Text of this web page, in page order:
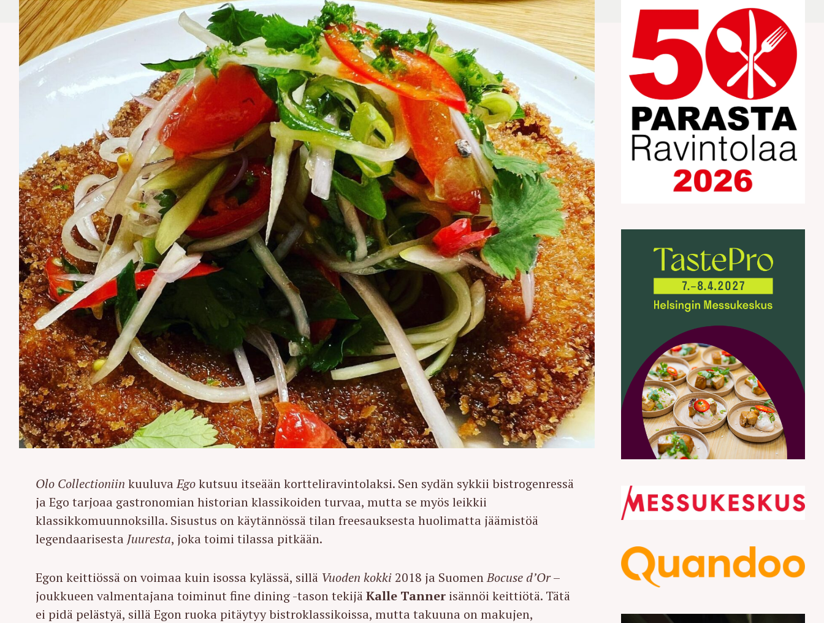
Olo Collectioniin kuuluvaEgokutsuu itseään kortteliravintolaksi. Sen sydän sykkii bistrogenressä
ja Ego tarjoaa gastronomian historian klassikoiden turvaa, mutta se myös leikkii
klassikkomuunnoksilla. Sisustus on käytännössä tilan freesauksesta huolimatta jäämistöä
legendaarisesta Juuresta, joka toimi tilassa pitkään.
Egon keittiössä on voimaa kuin isossa kylässä, sillä Vuoden kokki 2018 ja SuomenBocuse d’Or–
joukkueen valmentajana toiminut fine dining -tason tekijäKalle Tanner isännöi keittiötä. Tätä
ei pidä pelästyä, sillä Egon ruoka pitäytyy bistroklassikoissa, mutta takuuna on makujen,